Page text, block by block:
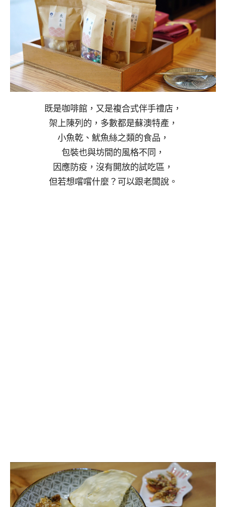
既是咖啡館，又是複合式伴手禮店，
架上陳列的，多數都是蘇澳特產，
小魚乾、魷魚絲之類的食品，
包裝也與坊間的風格不同，
因應防疫，沒有開放的試吃區，
但若想嚐嚐什麼？可以跟老闆說。